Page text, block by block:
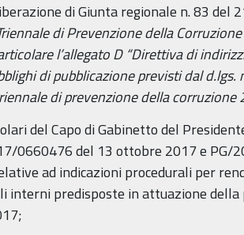
di Giunta regionale n. 83 del
di Prevenzione della
l’allegato D “Direttiva di
di pubblicazione previsti dal
di prevenzione della corruzione
del Capo di Gabinetto del
0660476 del 13 ottobre 2017 e PG/
ad indicazioni procedurali per
interni predisposte in attuazione della